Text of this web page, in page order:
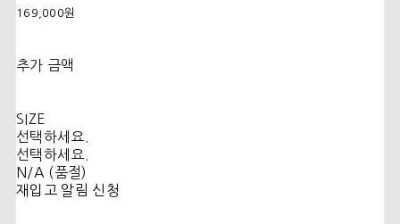
169,000원
추가 금액
SIZE
선택하세요.
선택하세요.
N/A (품절)
재입고 알림 신청